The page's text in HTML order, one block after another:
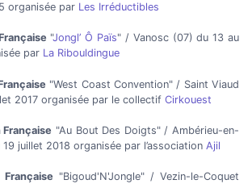
organisée par Les Irréductibles
"Jongl’ Ô Païs" / Vanosc (07) du 13 au
par La Ribouldingue
"West Coast Convention" / Saint Viaud
2017 organisée par le collectif Cirkouest
"Au Bout Des Doigts" / Ambérieu-en-
juillet 2018 organisée par l’association Ajil
"Bigoud'N'Jongle" / Vezin-le-Coquet